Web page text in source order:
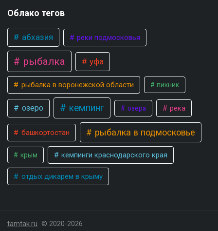
Облако тегов
абхазия реки подмосковья
рыбалка уфа
рыбалка в воронежской области пикник
озеро кемпинг озера река
башкортостан рыбалка в подмосковье
крым кемпинги краснодарского края
отдых дикарем в крыму
tamtak.ru © 2020-2026